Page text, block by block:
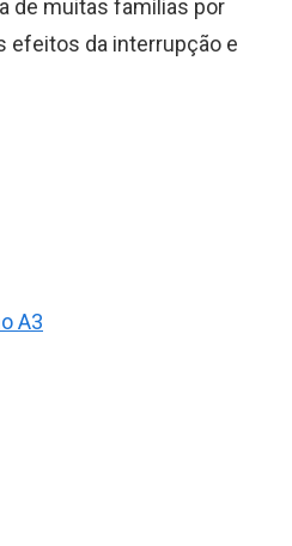
de muitas famílias por
efeitos da interrupção e
A3